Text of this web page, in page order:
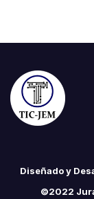
Diseñado y
©2022